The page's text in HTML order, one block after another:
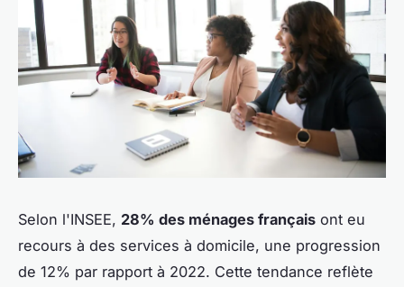
Selon l'INSEE, 28% des ménages français ont eu
recours à des services à domicile, une progression
de 12% par rapport à 2022. Cette tendance reflète